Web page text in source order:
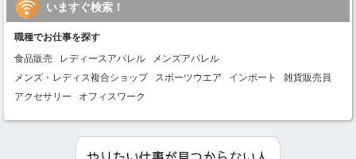
いますぐ検索！
職種でお仕事を探す
食品販売
レディースアパレル
メンズアパレル
メンズ・レディス複合ショップ
スポーツウエア インポート
雑貨販売員
アクセサリー
オフィスワーク